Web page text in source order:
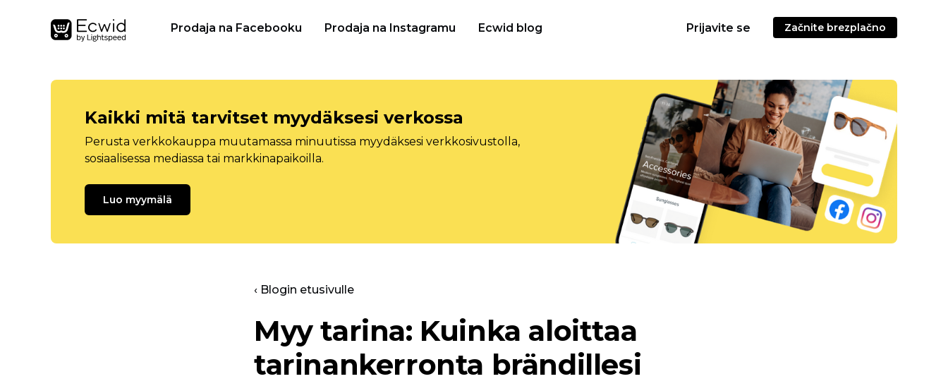
Prodaja na Facebooku Prodaja na Instagramu Ecwid blog Prijavite se Začnite brezplačno
Kaikki mitä tarvitset myydäksesi verkossa
Perusta verkkokauppa muutamassa minuutissa myydäksesi verkkosivustolla,
sosiaalisessa mediassa tai markkinapaikoilla.
Luo myymälä
‹ Blogin etusivulle
Myy tarina: Kuinka aloittaa
tarinankerronta brändillesi